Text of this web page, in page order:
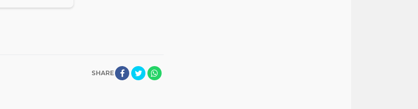
SHARE